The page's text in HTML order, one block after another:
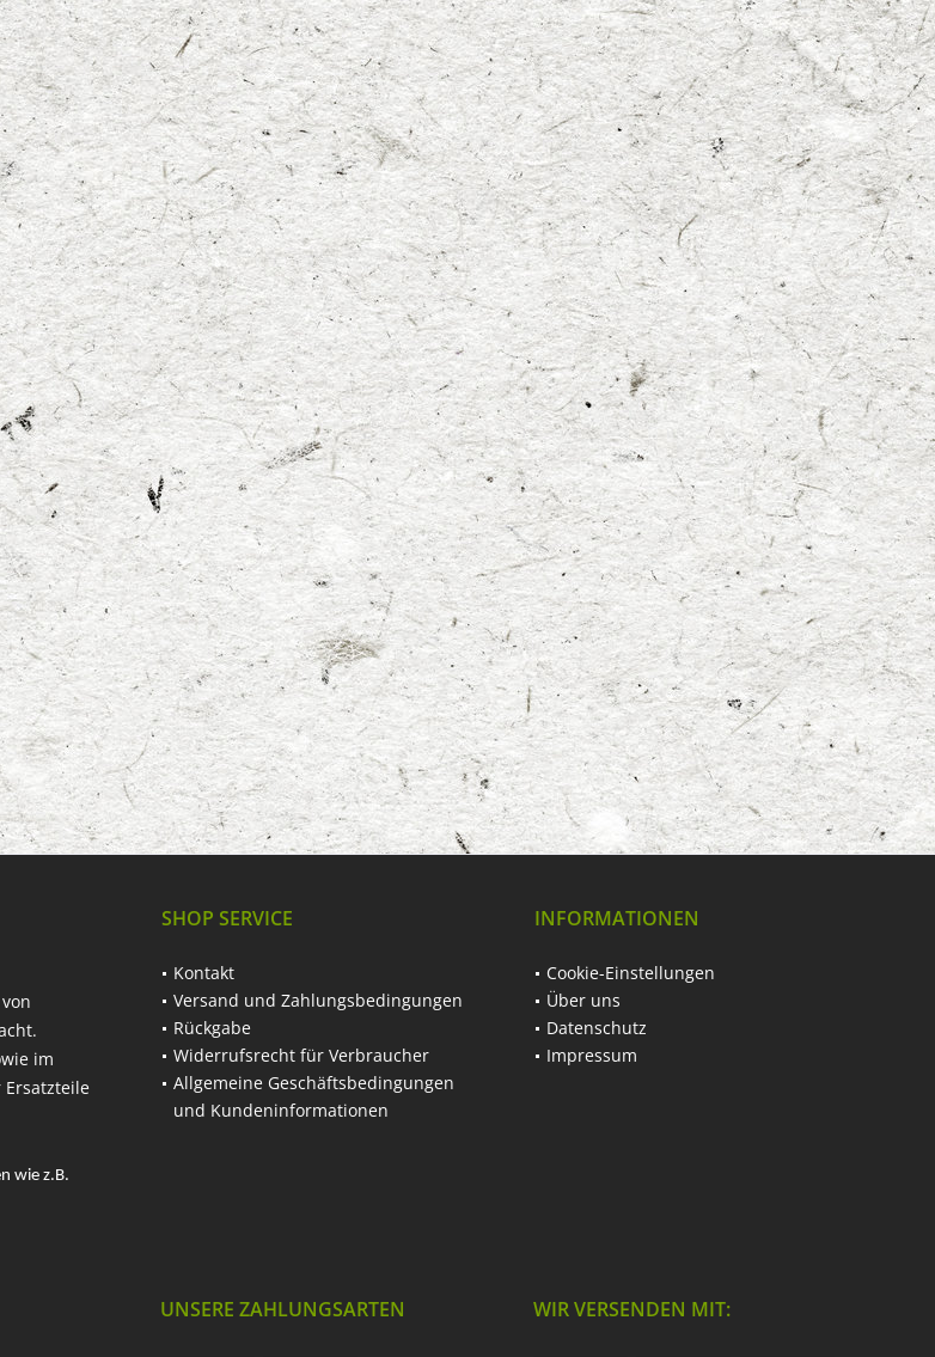
im
wie z.B.
SHOP SERVICE
Kontakt
Versand und Zahlungsbedingungen
Rückgabe
Widerrufsrecht für Verbraucher
Allgemeine Geschäftsbedingungen
und Kundeninformationen
INFORMATIONEN
Cookie-Einstellungen
Über uns
Datenschutz
Impressum
UNSERE ZAHLUNGSARTEN WIR VERSENDEN MIT: